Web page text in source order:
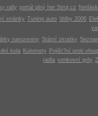
rally portál plný her Stroj.cz
stránky Tuning auto Volby 2006
narozeniny Státní zkratky
kola Kulomety
Pojišt?ní proti
radla venkovní grily